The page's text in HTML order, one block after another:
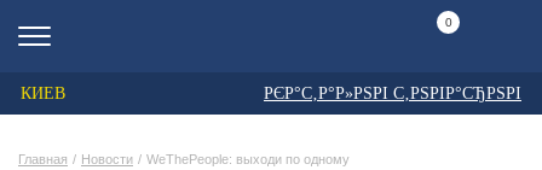
0
КИЕВ РЄР°С‚Р°Р»РЅРІ С‚РЅРІР°СЂРЅРІ
Главная Новости WeThePeople: выходи по одному